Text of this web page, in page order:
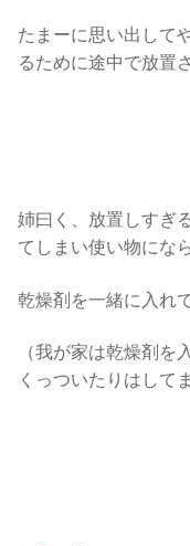
たまーに思い出して
るために途中で放置
姉曰く、放置しすぎ
てしまい使い物にな
乾燥剤を一緒に入れ
（我が家は乾燥剤を
くっついたりはして